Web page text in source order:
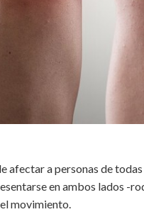
afectar a personas de
en ambos lados -
movimiento.